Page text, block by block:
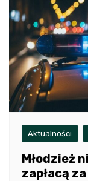
Aktualności
Młodzież
zapłacą